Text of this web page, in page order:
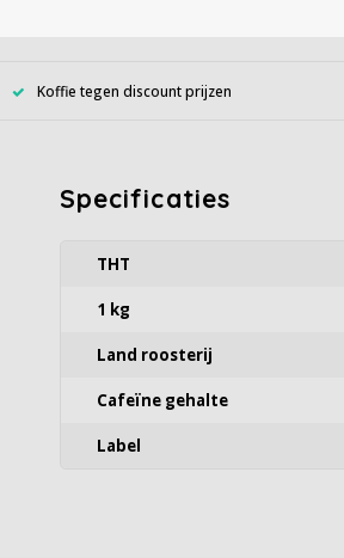
Koffie tegen discount prijzen
Specificaties
THT
1 kg
Land roosterij
Cafeïne gehalte
Label